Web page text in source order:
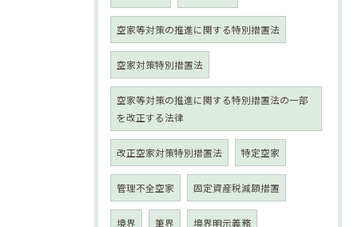
空家等対策の推進に関する特別措置法
空家対策特別措置法
空家等対策の推進に関する特別措置法の一部
を改正する法律
改正空家対策特別措置法 特定空家
管理不全空家 固定資産税減額措置
境界 筆界 境界明示義務